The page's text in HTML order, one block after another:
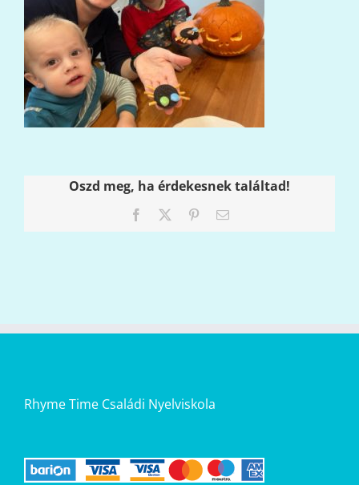
Oszd meg, ha érdekesnek találtad!
Facebook PinterestEmail:
Rhyme Time Családi Nyelviskola